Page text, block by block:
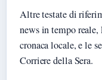
Altre testate di
news in tempo
cronaca locale, e le
Corriere della Sera.